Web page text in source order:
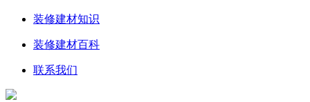
装修建材知识
装修建材百科
联系我们